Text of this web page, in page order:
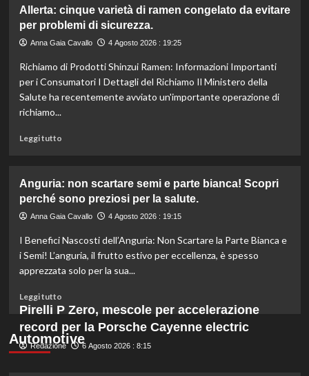
Liguria
potenzia
agricoltura:
di
un
milione
Allerta: cinque varietà di ramen congelato da evitare
per problemi di sicurezza.
Anna Gaia Cavallo 4 Agosto 2026 : 19:25
Richiamo di Prodotti Shinzui Ramen: Informazioni Importanti
per i Consumatori I Dettagli del Richiamo Il Ministero della
Salute ha recentemente avviato un'importante operazione di
richiamo...
Leggi tuttoLeggi
Allerta:
cinque
varietà
ramen
congelato
problemi
sicurezza.
Anguria: non scartare semi e parte bianca! Scopri
perché sono preziosi per la salute.
Anna Gaia Cavallo 4 Agosto 2026 : 19:15
I Benefici Nascosti dell’Anguria: Non Scartare la Parte Bianca e
i Semi! L’anguria, il frutto estivo per eccellenza, è spesso
apprezzata solo per la sua...
Leggi tuttoLeggi
di
su
Anguria:
Automotive
Pirelli P Zero, mescole per accelerazione
record per la Porsche Cayenne electric
Redazione 6 Agosto 2026 : 8:15